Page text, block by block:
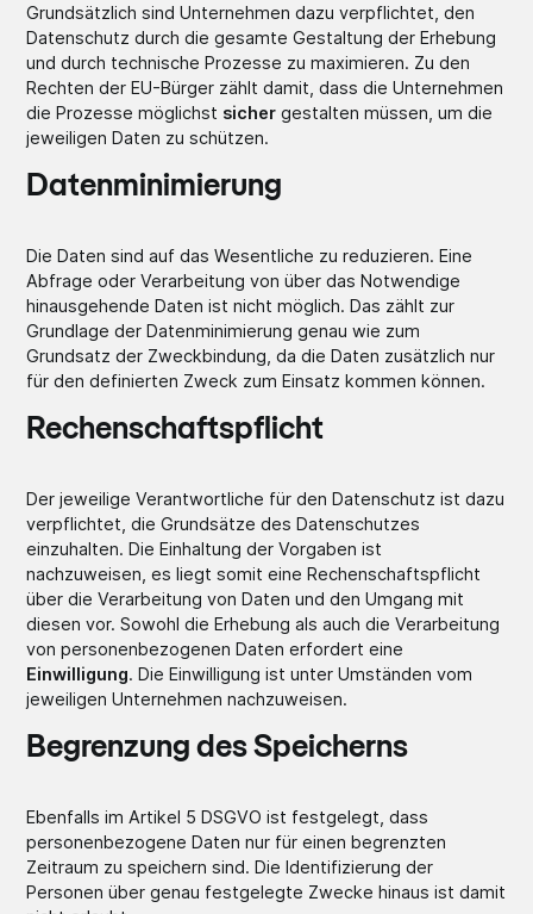
Grundsätzlich sind Unternehmen dazu verpflichtet, den
Datenschutz durch die gesamte Gestaltung der Erhebung
und durch technische Prozesse zu maximieren. Zu den
Rechten der EU-Bürger zählt damit, dass die Unternehmen
die Prozesse möglichst sicher gestalten müssen, um die
jeweiligen Daten zu schützen.
Datenminimierung
Die Daten sind auf das Wesentliche zu reduzieren. Eine
Abfrage oder Verarbeitung von über das Notwendige
hinausgehende Daten ist nicht möglich. Das zählt zur
Grundlage der Datenminimierung genau wie zum
Grundsatz der Zweckbindung, da die Daten zusätzlich nur
für den definierten Zweck zum Einsatz kommen können.
Rechenschaftspflicht
Der jeweilige Verantwortliche für den Datenschutz ist dazu
verpflichtet, die Grundsätze des Datenschutzes
einzuhalten. Die Einhaltung der Vorgaben ist
nachzuweisen, es liegt somit eine Rechenschaftspflicht
über die Verarbeitung von Daten und den Umgang mit
diesen vor. Sowohl die Erhebung als auch die Verarbeitung
von personenbezogenen Daten erfordert eine
Einwilligung. Die Einwilligung ist unter Umständen vom
jeweiligen Unternehmen nachzuweisen.
Begrenzung des Speicherns
Ebenfalls im Artikel 5 DSGVO ist festgelegt, dass
personenbezogene Daten nur für einen begrenzten
Zeitraum zu speichern sind. Die Identifizierung der
Personen über genau festgelegte Zwecke hinaus ist damit